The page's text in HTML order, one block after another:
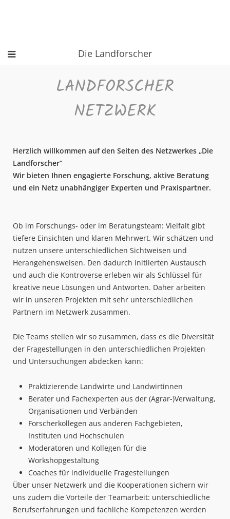
Die Landforscher
LANDFORSCHER
NETZWERK
Herzlich willkommen auf den Seiten des Netzwerkes „Die
Landforscher“
Wir bieten Ihnen engagierte Forschung, aktive Beratung
und ein Netz unabhängiger Experten und Praxispartner.
Ob im Forschungs- oder im Beratungsteam: Vielfalt gibt
tiefere Einsichten und klaren Mehrwert. Wir schätzen und
nutzen unsere unterschiedlichen Sichtweisen und
Herangehensweisen. Den dadurch initiierten Austausch
und auch die Kontroverse erleben wir als Schlüssel für
kreative neue Lösungen und Antworten. Daher arbeiten
wir in unseren Projekten mit sehr unterschiedlichen
Partnern im Netzwerk zusammen.
Die Teams stellen wir so zusammen, dass es die Diversität
der Fragestellungen in den unterschiedlichen Projekten
und Untersuchungen abdecken kann:
Praktizierende Landwirte und Landwirtinnen
Berater und Fachexperten aus der (Agrar-)Verwaltung,
Organisationen und Verbänden
Forscherkollegen aus anderen Fachgebieten,
Instituten und Hochschulen
Moderatoren und Kollegen für die
Workshopgestaltung
Coaches für individuelle Fragestellungen
Über unser Netzwerk und die Kooperationen sichern wir
uns zudem die Vorteile der Teamarbeit: unterschiedliche
Berufserfahrungen und fachliche Kompetenzen werden